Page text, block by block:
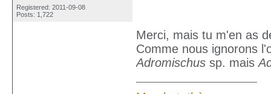
Registered: 2011-09-08
Posts: 1,722
Merci, mais tu m'en as
Comme nous ignorons
Adromischus sp. mais